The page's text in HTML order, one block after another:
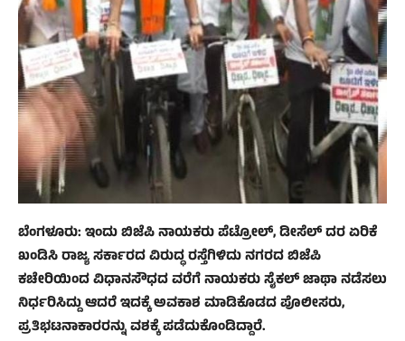
ಬೆಂಗಳೂರು: ಇಂದು ಬಿಜೆಪಿ ನಾಯಕರು ಪೆಟ್ರೋಲ್, ಡೀಸೆಲ್ ದರ ಏರಿಕೆ
ಖಂಡಿಸಿ ರಾಜ್ಯ ಸರ್ಕಾರದ ವಿರುದ್ಧ ರಸ್ತೆಗಿಳಿದು ನಗರದ ಬಿಜೆಪಿ
ಕಚೇರಿಯಿಂದ ವಿಧಾನಸೌಧದ ವರೆಗೆ ನಾಯಕರು ಸೈಕಲ್ ಜಾಥಾ ನಡೆಸಲು
ನಿರ್ಧರಿಸಿದ್ದು ಆದರೆ ಇದಕ್ಕೆ ಅವಕಾಶ ಮಾಡಿಕೊಡದ ಪೊಲೀಸರು,
ಪ್ರತಿಭಟನಾಕಾರರನ್ನು ವಶಕ್ಕೆ ಪಡೆದುಕೊಂಡಿದ್ದಾರೆ.